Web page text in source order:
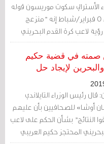
الأسترالي سكوت موريسون قوله
اليوم الثلاثاء 5 فبراير/شباط إنه "منزعج
لاعب كرة القدم البحريني
مقيّدا بالأغلال في تايلاند، وإنّه
تايلند إن هذه مسألة
للأستراليين.
صمته في قضية حكيم
والبحرين لإيجاد حل
قال رئيس الوزراء التايلاندي
أوشا» للصحافيين بأن عليهم
النتائج" بشأن الحكم على لاعب
المحتجز حكيم العريبي